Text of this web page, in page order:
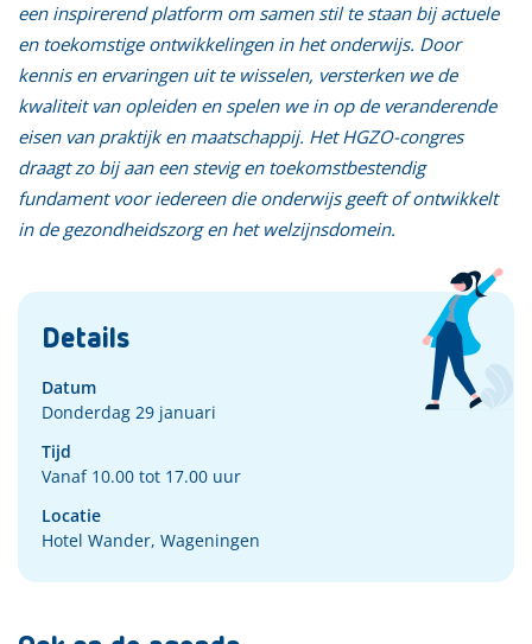
een inspirerend platform om samen stil te staan bij actuele
en toekomstige ontwikkelingen in het onderwijs. Door
kennis en ervaringen uit te wisselen, versterken we de
kwaliteit van opleiden en spelen we in op de veranderende
eisen van praktijk en maatschappij. Het HGZO-congres
draagt zo bij aan een stevig en toekomstbestendig
fundament voor iedereen die onderwijs geeft of ontwikkelt
in de gezondheidszorg en het welzijnsdomein.
Details
Datum
Donderdag 29 januari
Tijd
Vanaf 10.00 tot 17.00 uur
Locatie
Hotel Wander, Wageningen